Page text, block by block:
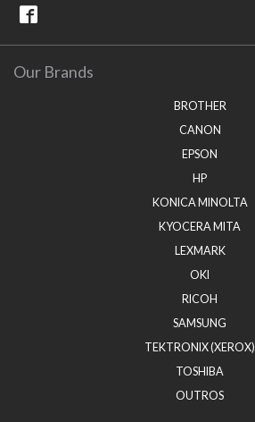
Our Brands
BROTHER
CANON
EPSON
HP
KONICA MINOLTA
KYOCERA MITA
LEXMARK
OKI
RICOH
SAMSUNG
TEKTRONIX (XEROX)
TOSHIBA
OUTROS